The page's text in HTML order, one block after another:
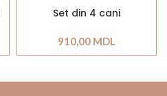
Set din 4 cani
910,00 MDL